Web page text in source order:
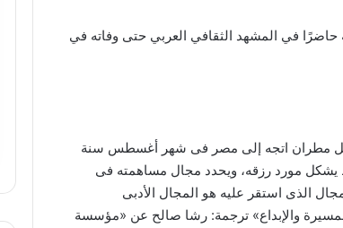
في أربعة أجزاء عام 1908، وظل اسمه حاضرًا في المشهد الثقافي العربي حتى وفاته في
مطران اتجه إلى مصر فى شهر أغسطس سنة
يشكل مورد رزقه، ويحدد مجال مساهمته فى
فيه بصفة مستمرة حتى عام 1949، وكان المجال الذى استقر عليه هو المجال الأدبى
والإبداع» ترجمة: رشا صالح عن «مؤسسة